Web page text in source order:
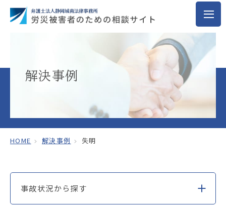
解決事例
HOME 解決事例 失明
事故状況から探す